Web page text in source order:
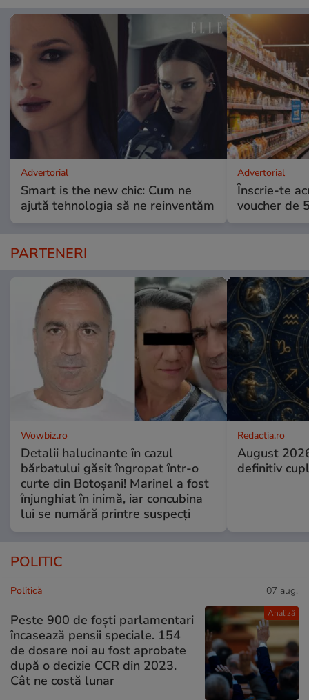
Advertorial
Smart is the new chic: Cum ne
ajută tehnologia să ne reinventăm
Advertorial
Înscrie-te
voucher de
PARTENERI
Wowbiz.ro
Detalii halucinante în cazul
bărbatului găsit îngropat într-o
curte din Botoșani! Marinel a fost
înjunghiat în inimă, iar concubina
lui se numără printre suspecți
Redactia.ro
August
definitiv
POLITIC
Analiză
Politică 07 aug.
Peste 900 de foști parlamentari
încasează pensii speciale. 154
de dosare noi au fost aprobate
după o decizie CCR din 2023.
Cât ne costă lunar